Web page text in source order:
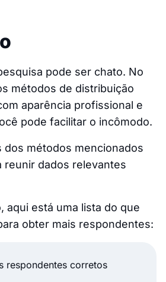
pode ser chato. No
métodos de distribuição
aparência profissional e
pode facilitar o incômodo.
dos métodos mencionados
reunir dados relevantes
aqui está uma lista do que
obter mais respondentes:
respondentes corretos